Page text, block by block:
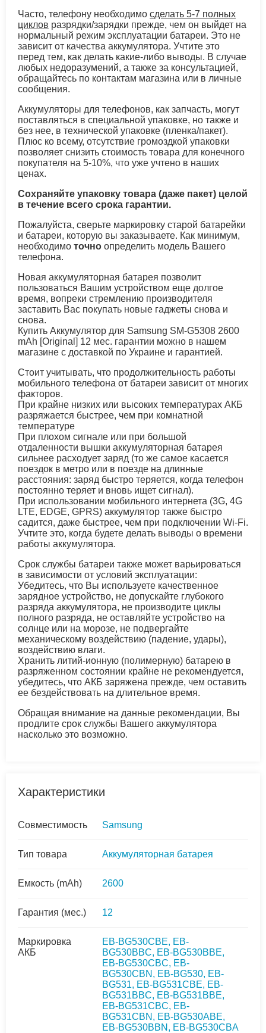
Часто, телефону необходимо сделать 5-7 полных
циклов разрядки/зарядки прежде, чем он выйдет на
нормальный режим эксплуатации батареи. Это не
зависит от качества аккумулятора. Учтите это
перед тем, как делать какие-либо выводы. В случае
любых недоразумений, а также за консультацией,
обращайтесь по контактам магазина или в личные
сообщения.
Аккумуляторы для телефонов, как запчасть, могут
поставляться в специальной упаковке, но также и
без нее, в технической упаковке (пленка/пакет).
Плюс ко всему, отсутствие громоздкой упаковки
позволяет снизить стоимость товара для конечного
покупателя на 5-10%, что уже учтено в наших
ценах.
Сохраняйте упаковку товара (даже пакет) целой
в течение всего срока гарантии.
Пожалуйста, сверьте маркировку старой батарейки
и батареи, которую вы заказываете. Как минимум,
необходимо точно определить модель Вашего
телефона.
Новая аккумуляторная батарея позволит
пользоваться Вашим устройством еще долгое
время, вопреки стремлению производителя
заставить Вас покупать новые гаджеты снова и
снова.
Купить Аккумулятор для Samsung SM-G5308 2600
mAh [Original] 12 мес. гарантии можно в нашем
магазине с доставкой по Украине и гарантией.
Стоит учитывать, что продолжительность работы
мобильного телефона от батареи зависит от многих
факторов.
При крайне низких или высоких температурах АКБ
разряжается быстрее, чем при комнатной
температуре
При плохом сигнале или при большой
отдаленности вышки аккумуляторная батарея
сильнее расходует заряд (то же самое касается
поездок в метро или в поезде на длинные
расстояния: заряд быстро теряется, когда телефон
постоянно теряет и вновь ищет сигнал).
При использовании мобильного интернета (3G, 4G
LTE, EDGE, GPRS) аккумулятор также быстро
садится, даже быстрее, чем при подключении Wi-Fi.
Учтите это, когда будете делать выводы о времени
работы аккумулятора.
Срок службы батареи также может варьироваться
в зависимости от условий эксплуатации:
Убедитесь, что Вы используете качественное
зарядное устройство, не допускайте глубокого
разряда аккумулятора, не производите циклы
полного разряда, не оставляйте устройство на
солнце или на морозе, не подвергайте
механическому воздействию (падение, удары),
воздействию влаги.
Хранить литий-ионную (полимерную) батарею в
разряженном состоянии крайне не рекомендуется,
убедитесь, что АКБ заряжена прежде, чем оставить
ее бездействовать на длительное время.
Обращая внимание на данные рекомендации, Вы
продлите срок службы Вашего аккумулятора
насколько это возможно.
Характеристики
Совместимость Samsung
Тип товара Аккумуляторная батарея
Емкость (mAh) 2600
Гарантия (мес.) 12
Маркировка
АКБ
EB-BG530CBE, EB-
BG530BBC, EB-BG530BBE,
EB-BG530CBC, EB-
BG530CBN, EB-BG530, EB-
BG531, EB-BG531CBE, EB-
BG531BBC, EB-BG531BBE,
EB-BG531CBC, EB-
BG531CBN, EB-BG530ABE,
EB-BG530BBN, EB-BG530CBA